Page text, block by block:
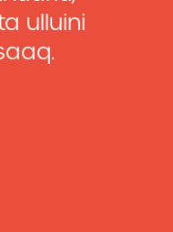
ulluini